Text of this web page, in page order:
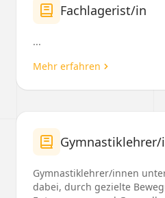
Fachlagerist/in
...
Mehr erfahren
Gymnastiklehrer/
Gymnastiklehrer/innen
dabei, durch gezielte